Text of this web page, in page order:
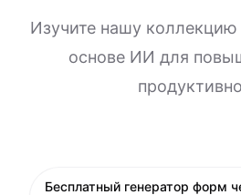
Изучите нашу коллекцию
основе ИИ для
Бесплатный генератор форм